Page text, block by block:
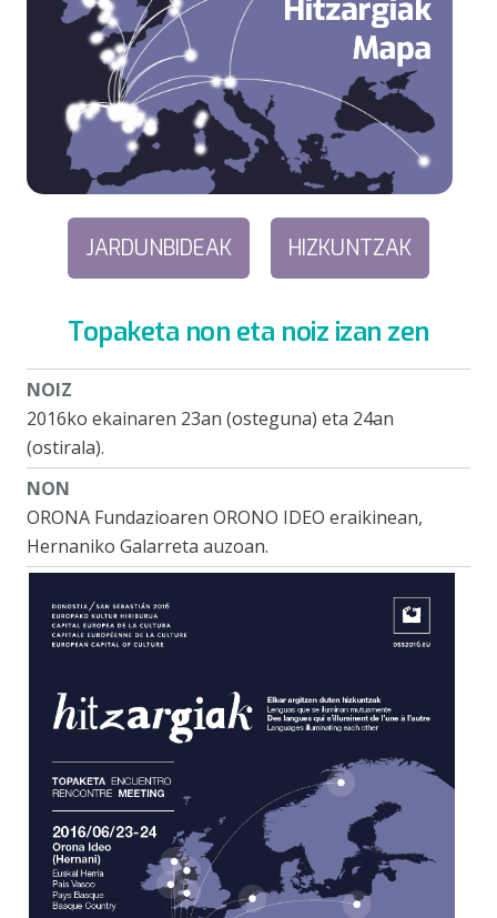
JARDUNBIDEAK HIZKUNTZAK
Topaketa non eta noiz izan zen
NOIZ
2016ko ekainaren 23an (osteguna) eta 24an
(ostirala).
NON
ORONA Fundazioaren ORONO IDEO eraikinean,
Hernaniko Galarreta auzoan.